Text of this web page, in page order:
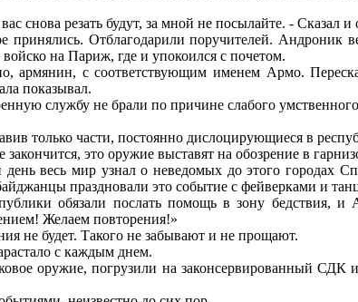
снова резать будут, за мной не посылайте. - Сказал
принялись. Отблагодарили поручителей. Андроник
на Париж, где и упокоился с почетом.
армянин, с соответствующим именем Армо.
показывал.
службу не брали по причине слабого
только части, постоянно дислоцирующиеся в
закончится, это оружие выставят на обозрение в
весь мир узнал о неведомых до этого городах
праздновали это событие с фейверками и
обязали послать помощь в зону бедствия, и
Желаем повторения!»
не будет. Такого не забывают и не прощают.
с каждым днем.
оружие, погрузили на законсервированный